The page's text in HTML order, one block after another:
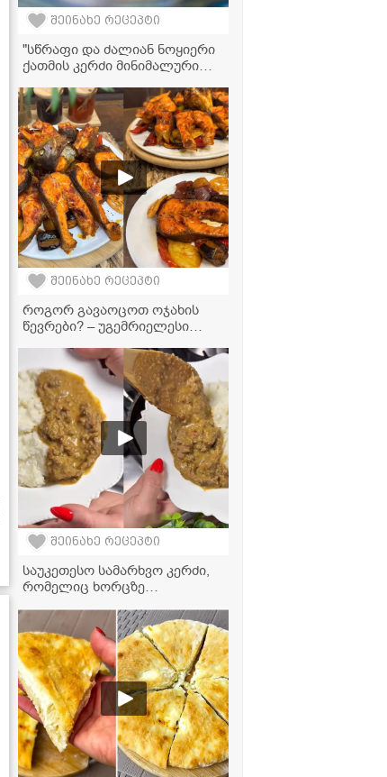
შეინახე რეცეპტი
"სწრაფი და ძალიან ნოყიერი
ქათმის კერძი მინიმალური
მკითხველის ვიდეორეცეპტი
შეინახე რეცეპტი
როგორ გავაოცოთ ოჯახის
წევრები? – უგემრიელესი
ასორტით
შეინახე რეცეპტი
საუკეთესო სამარხვო კერძი,
რომელიც ხორცზე
მარტივი რეცეპტი